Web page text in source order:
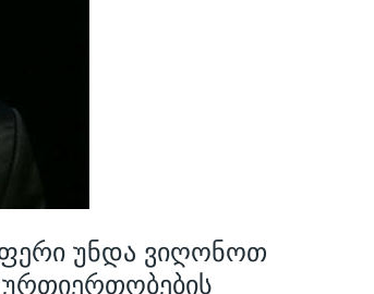
უნდა ვიღონოთ